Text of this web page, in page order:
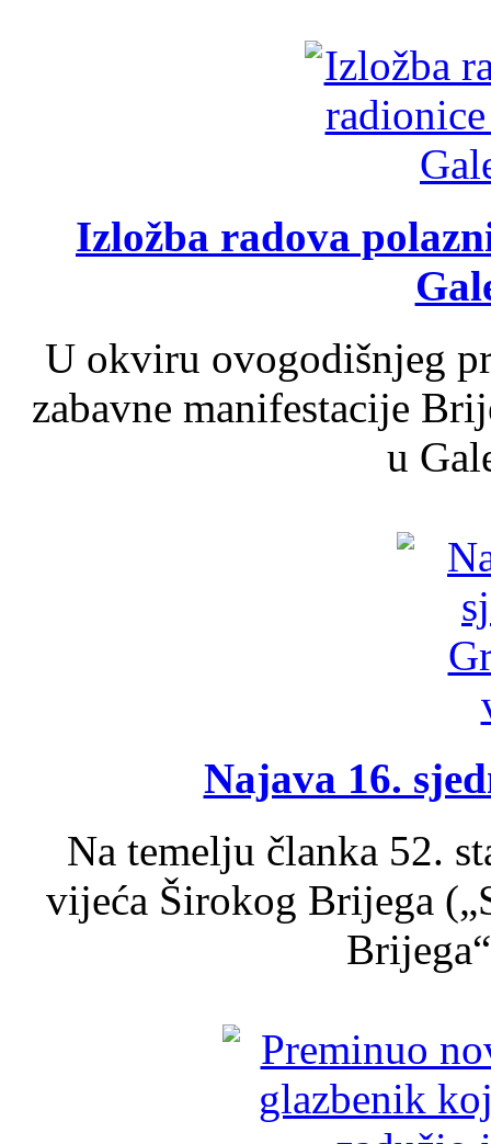
Izložba radova
U okviru ovogodišnjeg
zabavne manifestacije
u
Najava 16.
Na temelju članka 52.
vijeća Širokog Brijega